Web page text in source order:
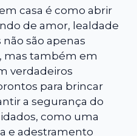
casa é como abrir
de amor, lealdade
não são apenas
mas também em
verdadeiros
para brincar
a segurança do
como uma
e adestramento